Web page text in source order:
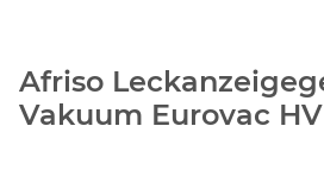
Afriso
Vakuum Eurovac